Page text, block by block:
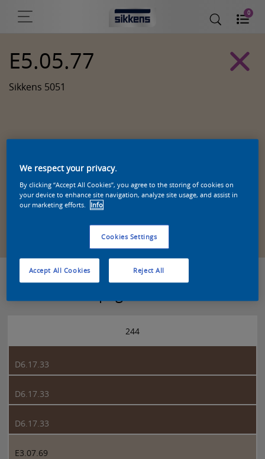
0
E5.05.77
Sikkens 5051
Zoek een product in deze kleur
244
D6.17.33
D6.17.33
D6.17.33
E3.07.69
We respect your privacy.
By clicking “Accept All Cookies”, you agree to the storing of cookies on
your device to enhance site navigation, analyze site usage, and assist in
our marketing efforts.
Info
Cookies Settings
Reject All
Accept All Cookies